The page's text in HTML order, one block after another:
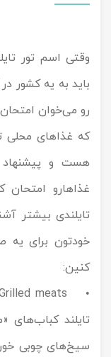
وقتی اسم تور
باید به یه کشور
رو می‌خوان
که غذاهای محلی
هست و پیشنهاد
غذاهارو
تایلندی بیشتر
خودتون برای یه
کنین:
• Grilled meats؛ یک وعده غذایی مفصل در
تایلند کباب‌های
سیخ‌های چوبی